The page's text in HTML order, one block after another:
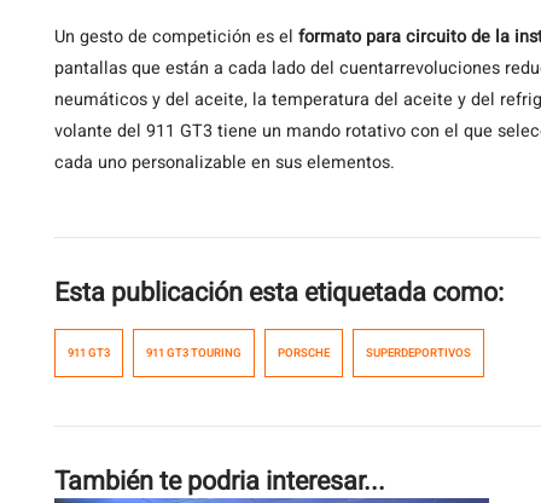
Un gesto de competición es el formato para circuito de la
pantallas que están a cada lado del cuentarrevoluciones
neumáticos y del aceite, la temperatura del aceite y del
volante del 911 GT3 tiene un mando rotativo con el que
cada uno personalizable en sus elementos.
Esta publicación esta etiquetada como:
911 GT3 911 GT3 TOURING PORSCHE SUPERDEPORTIVOS
También te podria interesar...